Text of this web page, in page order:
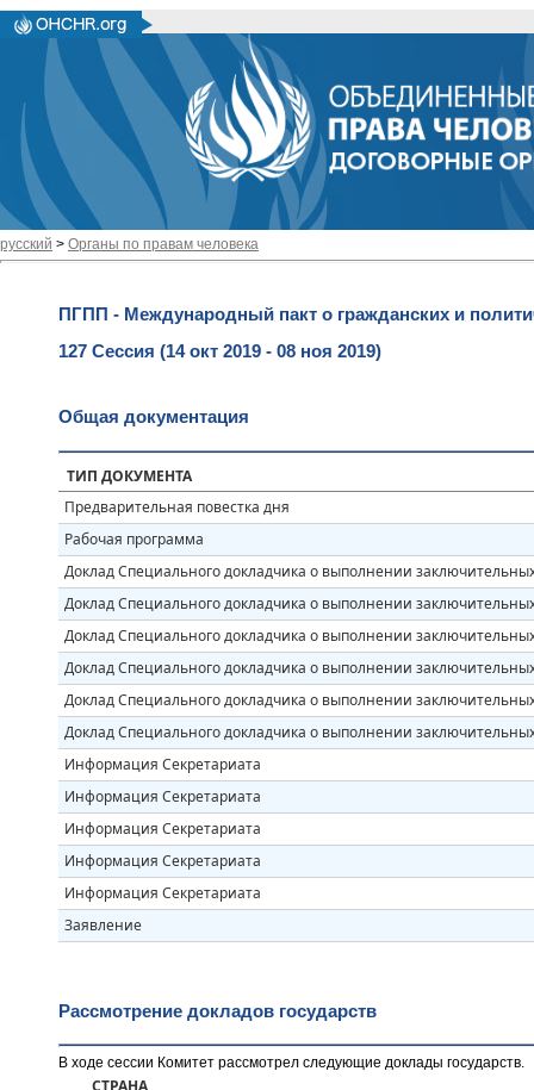
русский > Органы по правам человека
ПГПП - Международный пакт о гражданских и
127 Сессия (14 окт 2019 - 08 ноя 2019)
Общая документация
ТИП ДОКУМЕНТА
Предварительная повестка дня
Рабочая программа
Доклад Специального докладчика о выполнении
Доклад Специального докладчика о выполнении
Доклад Специального докладчика о выполнении
Доклад Специального докладчика о выполнении
Доклад Специального докладчика о выполнении
Доклад Специального докладчика о выполнении
Информация Секретариата
Информация Секретариата
Информация Секретариата
Информация Секретариата
Информация Секретариата
Заявление
Рассмотрение докладов государств
В ходе сессии Комитет рассмотрел следующие доклады государств
СТРАНА